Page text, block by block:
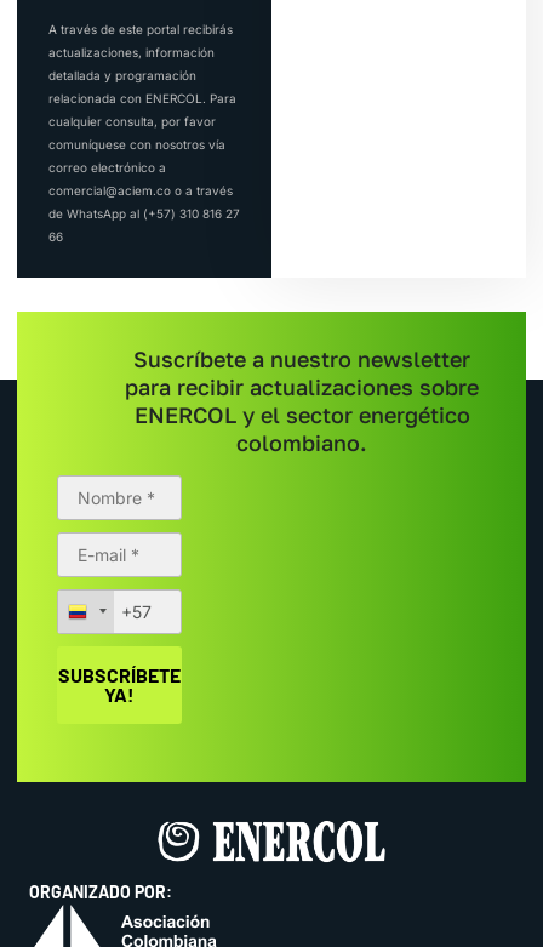
A través de este portal recibirás
actualizaciones, información
detallada y programación
relacionada con ENERCOL. Para
cualquier consulta, por favor
comuníquese con nosotros vía
correo electrónico a
comercial@aciem.co o a través
de WhatsApp al (+57) 310 816 27
66
Suscríbete a nuestro newsletter
para recibir actualizaciones sobre
ENERCOL y el sector energético
colombiano.
ORGANIZADO POR: